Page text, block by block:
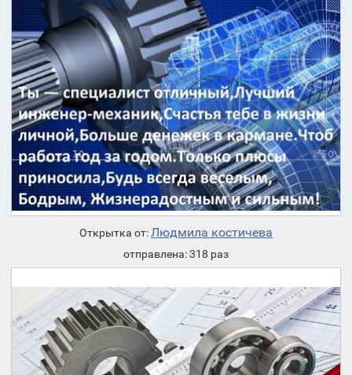
Открытка от:Людмила костичева
отправлена: 318 раз